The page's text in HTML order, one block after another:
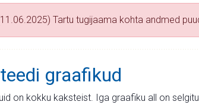
Tartu tugijaama kohta andmed
graafikud
on kokku kaksteist. Iga graafiku all on